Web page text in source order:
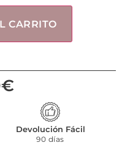
CARRITO
€
Devolución Fácil
90 días